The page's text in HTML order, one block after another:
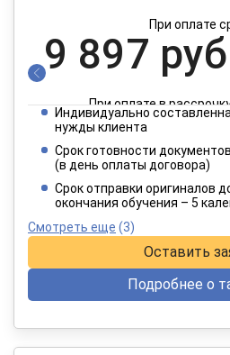
При оплате
9 897
При оплате в
4 949
При оплате в
Индивидуально
нужды клиента
Срок готовности
(в день оплаты договора)
Срок отправки оригиналов
окончания обучения – 5
Смотреть еще (3)
Оставить
Подробнее о